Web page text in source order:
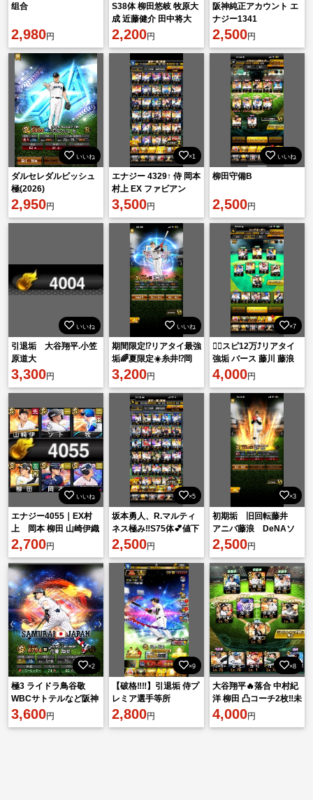
组合
2,980円
S38体 柳田悠岐 牧原大
成 近藤健介 田中将大
万波中正 初期垢 鷹純正
リセマラ
2,200円
阪神純正アカウント エ
ナジー1341
2,500円
いいね
ダルセレダルビッシュ
極(2026)
2,950円
×1
エナジー 4329↑ 侍 岡本
村上 EX ファビアン
3,500円
いいね
柳田守備B
2,500円
いいね
引退垢 大谷翔平.小笠
原道大
3,300円
いいね
期間限定⁉️リアタイ最強
垢🌈夏限定☀️糸井⁉️岡
本⁉️
3,200円
×7
❤️‍🔥スピ12万⤴︎リアタイ
強垢 バース 藤川 藤浪
ソト 中島 小久保など所
4,000円
いいね
エナジー4055｜EX村
上 岡本 柳田 山崎伊織
｜S44 A37
2,700円
×5
坂本勇人、R.マルティ
ネス極み‼️S75体💕値下
げあり⭕️他にも強選手
沢山‼️
2,500円
×3
初期垢 旧回転藤井
アニバ藤浪 DeNAソ
ト 浅村 村上 アー
チスト 侍多数
2,500円
×2
極3 ライドラ鳥谷敬
WBCサトテルなど阪神
向きアカ
3,600円
×9
【破格‼️‼️】引退垢 侍プ
レミア選手等所
持！！！！
2,800円
×8
大谷翔平🔥落合 中村紀
洋 柳田 凸コーチ2枚‼️未
連携‼️
4,000円